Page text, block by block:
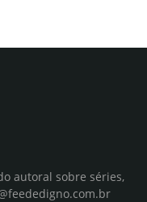
autoral sobre séries,